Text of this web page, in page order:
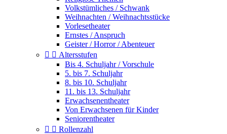
Volkstümliches / Schwank
Weihnachten / Weihnachtsstücke
Vorlesetheater
Ernstes / Anspruch
Geister / Horror / Abenteuer
  Altersstufen
Bis 4. Schuljahr / Vorschule
5. bis 7. Schuljahr
8. bis 10. Schuljahr
11. bis 13. Schuljahr
Erwachsenentheater
Von Erwachsenen für Kinder
Seniorentheater
  Rollenzahl